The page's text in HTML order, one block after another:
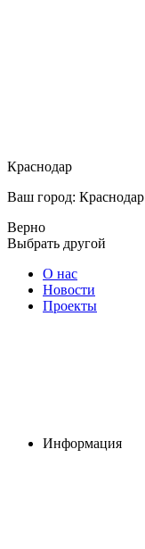
Краснодар
Ваш город: Краснодар
Верно
Выбрать другой
О нас
Новости
Проекты
Информация